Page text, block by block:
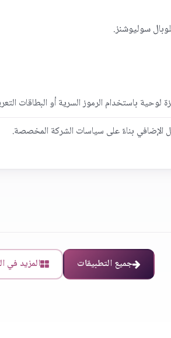
سوليوشنز.
باستخدام الرموز السرية أو البطاقات
الإضافي بناءً على سياسات الشركة المخصصة.
جميع التطبيقات المزيد في